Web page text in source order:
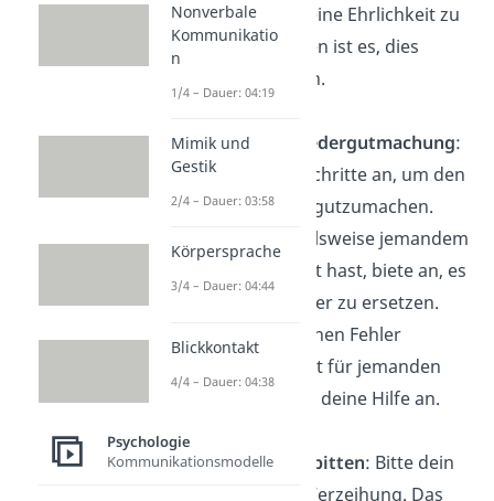
Gespräch, um deine Ehrlichkeit zu
zeigen. Am besten ist es, dies
persönlich zu tun.
Angebot zur Wiedergutmachung:
Biete konkrete Schritte an, um den
Schaden wieder gutzumachen.
Wenn du beispielsweise jemandem
etwas beschädigt hast, biete an, es
zu reparieren oder zu ersetzen.
Hast du durch einen Fehler
zusätzliche Arbeit für jemanden
verursacht, biete deine Hilfe an.
Um Vergebung bitten: Bitte dein
Gegenüber um Verzeihung. Das
Nonverbale
Kommunikatio
n
1/4 – Dauer: 04:19
Mimik und
Gestik
2/4 – Dauer: 03:58
Körpersprache
3/4 – Dauer: 04:44
Blickkontakt
4/4 – Dauer: 04:38
Psychologie
Kommunikationsmodelle